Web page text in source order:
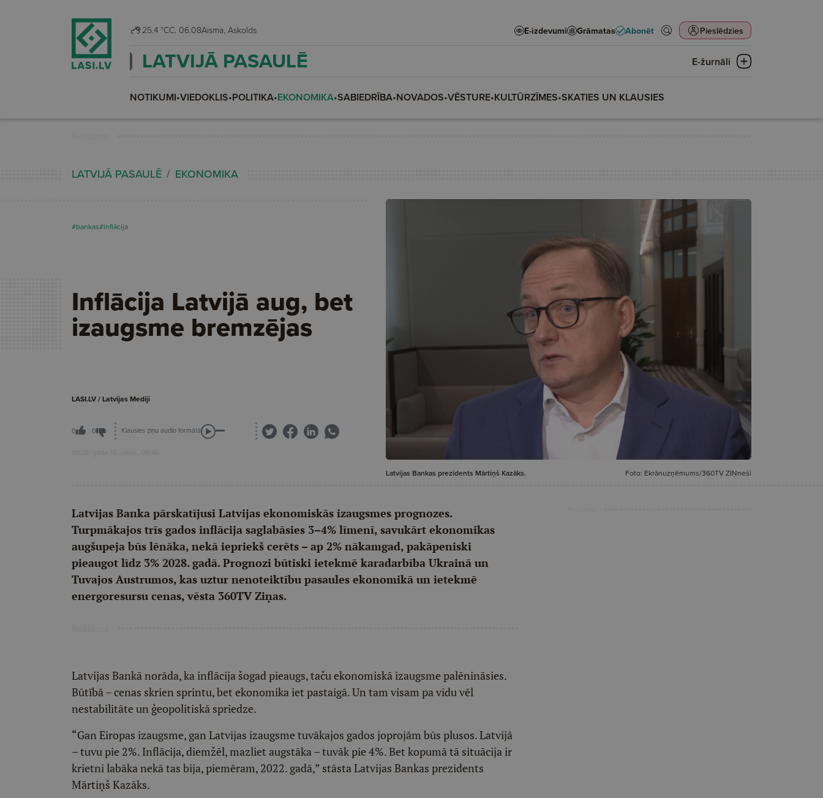
25.4 °CC. 06.08 Aisma, Askolds E-izdevumi Grāmatas Abonēt Pieslēdzies
LATVIJĀ PASAULĒ E-žurnāli
NOTIKUMI•VIEDOKLIS•POLITIKA•EKONOMIKA•SABIEDRĪBA•NOVADOS•VĒSTURE•KULTŪRZĪMES•SKATIES UN KLAUSIES
LATVIJĀ PASAULĒ EKONOMIKA
#bankas#inflācija
Inflācija Latvijā aug, bet
izaugsme bremzējas
LASI.LV / Latvijas Mediji
0 0 Klausies ziņu audio formātā
2026. gada 18. jūnijs, 08:46
Latvijas Bankas prezidents Mārtiņš Kazāks. Foto: Ekrānuzņēmums/360TV ZIŅneši
Latvijas Banka pārskatījusi Latvijas ekonomiskās izaugsmes prognozes.
Turpmākajos trīs gados inflācija saglabāsies 3–4% līmenī, savukārt ekonomikas
augšupeja būs lēnāka, nekā iepriekš cerēts – ap 2% nākamgad, pakāpeniski
pieaugot līdz 3% 2028. gadā. Prognozi būtiski ietekmē karadarbība Ukrainā un
Tuvajos Austrumos, kas uztur nenoteiktību pasaules ekonomikā un ietekmē
energoresursu cenas, vēsta 360TV Ziņas.
Latvijas Bankā norāda, ka inflācija šogad pieaugs, taču ekonomiskā izaugsme palēnināsies.
Būtībā – cenas skrien sprintu, bet ekonomika iet pastaigā. Un tam visam pa vidu vēl
nestabilitāte un ģeopolitiskā spriedze.
“Gan Eiropas izaugsme, gan Latvijas izaugsme tuvākajos gados joprojām būs plusos. Latvijā
– tuvu pie 2%. Inflācija, diemžēl, mazliet augstāka – tuvāk pie 4%. Bet kopumā tā situācija ir
krietni labāka nekā tas bija, piemēram, 2022. gadā,” stāsta Latvijas Bankas prezidents
Mārtiņš Kazāks.